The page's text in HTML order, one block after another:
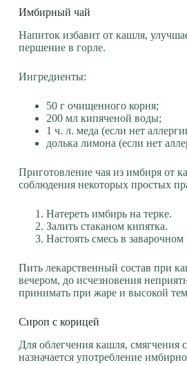
Имбирный чай
Напиток избавит от кашля,
першение в горле.
Ингредиенты:
50 г очищенного корня;
200 мл кипяченой воды;
1 ч. л. меда (если нет
долька лимона (если нет
Приготовление чая из имбиря от
соблюдения некоторых простых
Натереть имбирь на терке.
Залить стаканом кипятка.
Настоять смесь в
Пить лекарственный состав при
вечером, до исчезновения
принимать при жаре и высокой
Сироп с корицей
Для облегчения кашля, смягчения
назначается употребление